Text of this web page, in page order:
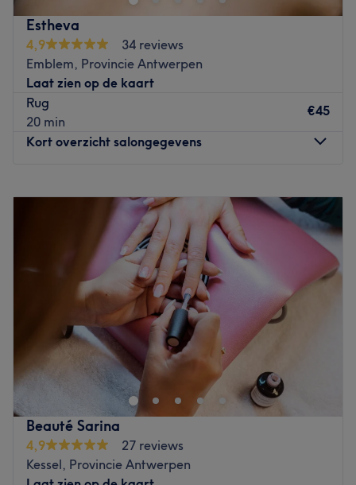
Estheva
4,9
34 reviews
Emblem, Provincie Antwerpen
Laat zien op de kaart
Rug
20 min
€45
Kort overzicht salongegevens
09:00–18:00
09:00
18:00
Donderdag
09:00
09:00
Zaterdag
Zondag
Gesloten
Schoonheidssalon Estheva in Emblem (Ranst) is een oase
van rust en ontspanning, waar natuurlijke schoonheid en
professionele verzorging samenkomen. In een serene,
landelijke omgeving biedt de salon een uitgebreid
aanbod aan behandelingen om zowel lichaam als geest
te verwennen. Met meer dan 20 jaar ervaring en een
passie voor huidverbetering staat Estheva garant voor
hoogwaardige zorg met zorgvuldig geselecteerde
Beauté Sarina
4,9
27 reviews
Kessel, Provincie Antwerpen